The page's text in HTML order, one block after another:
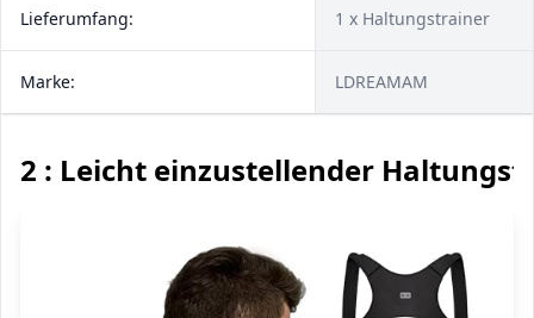
Lieferumfang: 1 x Haltungstrainer
Marke: LDREAMAM
2 : Leicht einzustellender